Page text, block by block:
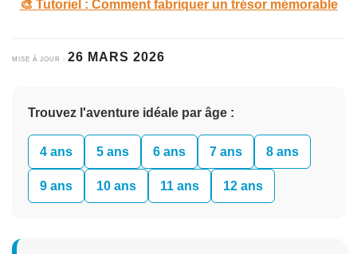
🎨 Tutoriel : Comment fabriquer un trésor mémorable
MISE À JOUR : 26 MARS 2026
Trouvez l'aventure idéale par âge :
4 ans 5 ans 6 ans 7 ans 8 ans
9 ans 10 ans 11 ans 12 ans